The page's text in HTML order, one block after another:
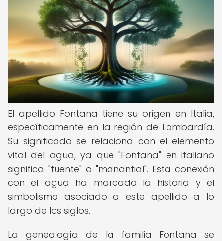
El apellido Fontana tiene su origen en Italia,
específicamente en la región de Lombardía.
Su significado se relaciona con el elemento
vital del agua, ya que "Fontana" en italiano
significa "fuente" o "manantial". Esta conexión
con el agua ha marcado la historia y el
simbolismo asociado a este apellido a lo
largo de los siglos.
La genealogía de la familia Fontana se